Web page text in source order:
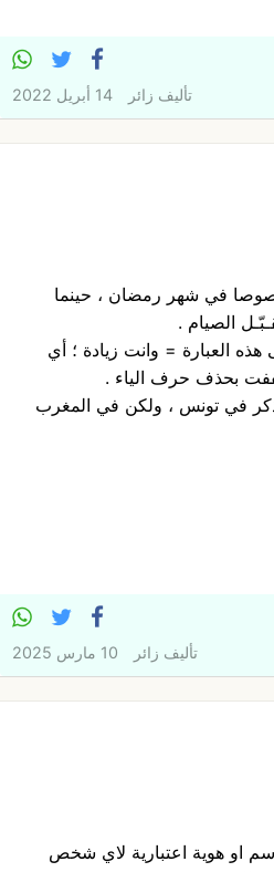
تأليف زائر 14 أبريل 2022
في شهر رمضان ، حينما
الصيام .
العبارة = وانت زيادة ؛ أي
بحذف حرف الياء .
في تونس ، ولكن في المغرب
تأليف زائر 10 مارس 2025
او هوية اعتبارية لاي شخص